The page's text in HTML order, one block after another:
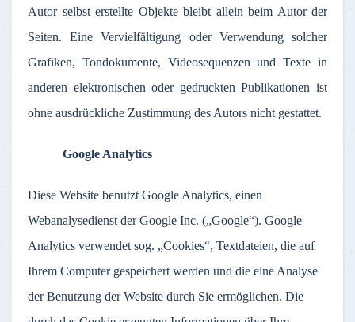
Autor selbst erstellte Objekte bleibt allein beim Autor der
Seiten. Eine Vervielfältigung oder Verwendung solcher
Grafiken, Tondokumente, Videosequenzen und Texte in
anderen elektronischen oder gedruckten Publikationen ist
ohne ausdrückliche Zustimmung des Autors nicht gestattet.
Google Analytics
Diese Website benutzt Google Analytics, einen
Webanalysedienst der Google Inc. („Google“). Google
Analytics verwendet sog. „Cookies“, Textdateien, die auf
Ihrem Computer gespeichert werden und die eine Analyse
der Benutzung der Website durch Sie ermöglichen. Die